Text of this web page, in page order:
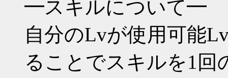
━スキルについて━
自分のLvが使用可能
ることでスキルを1回